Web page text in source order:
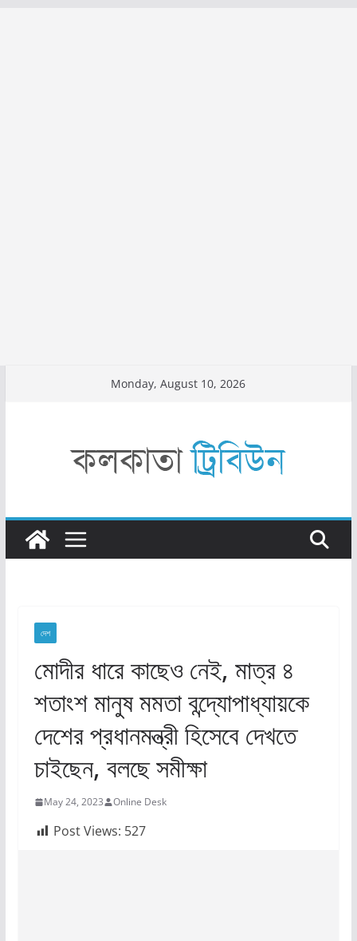
Monday, August 10, 2026
দেশ
মোদীর ধারে কাছেও নেই, মাত্র ৪
শতাংশ মানুষ মমতা বন্দ্যোপাধ্যায়কে
দেশের প্রধানমন্ত্রী হিসেবে দেখতে
চাইছেন, বলছে সমীক্ষা
May 24, 2023 Online Desk
Post Views: 527